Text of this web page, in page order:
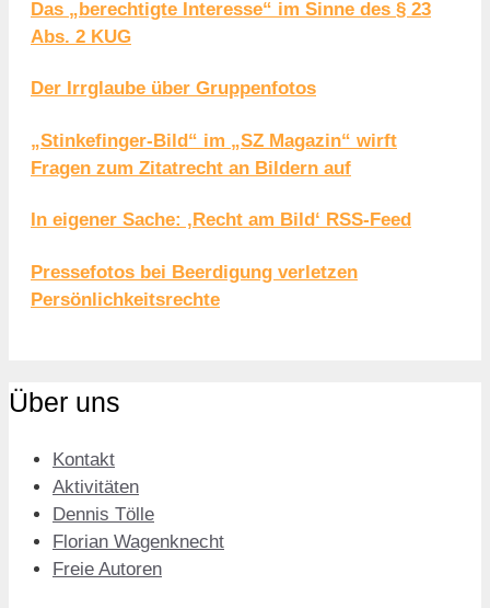
Das „berechtigte Interesse“ im Sinne des § 23
Abs. 2 KUG
Der Irrglaube über Gruppenfotos
„Stinkefinger-Bild“ im „SZ Magazin“ wirft
Fragen zum Zitatrecht an Bildern auf
In eigener Sache: ‚Recht am Bild‘ RSS-Feed
Pressefotos bei Beerdigung verletzen
Persönlichkeitsrechte
Über uns
Kontakt
Aktivitäten
Dennis Tölle
Florian Wagenknecht
Freie Autoren